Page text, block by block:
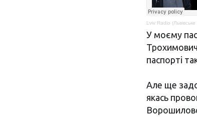
Lviv Radio (Львівське
У моєму
паспорті
Але ще
якась